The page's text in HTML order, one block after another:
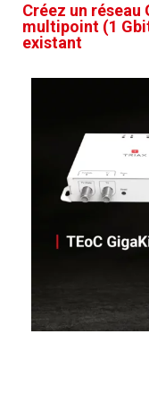
Créez un
multipoint (1
existant